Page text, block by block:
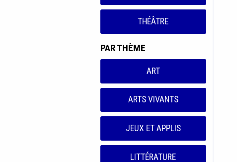
THÉÂTRE
PAR THÈME
ART
ARTS VIVANTS
JEUX ET APPLIS
LITTÉRATURE